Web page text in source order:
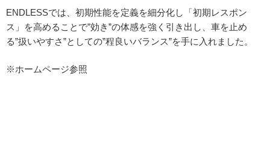
ENDLESSでは、初期性能を定義を細分化し「初期レスポン
ス」を高めることで”効き”の体感を強く引き出し、車を止め
る”扱いやすさ”としての”程良いバランス”を手に入れました。
※ホームページ参照